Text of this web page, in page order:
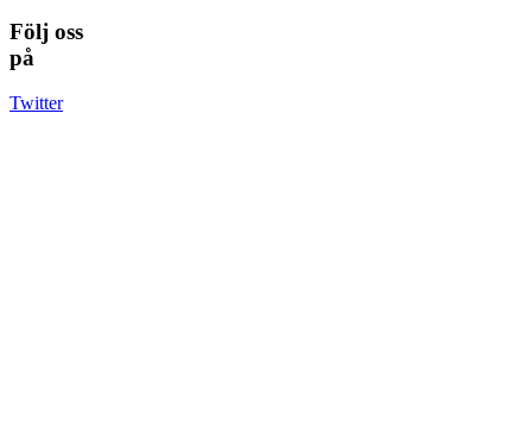
Följ oss
på
Twitter